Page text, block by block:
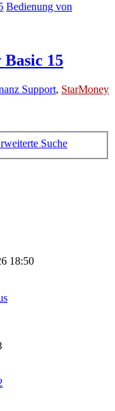
Bedienung von
15
Support, StarMoney
Suche
18:50